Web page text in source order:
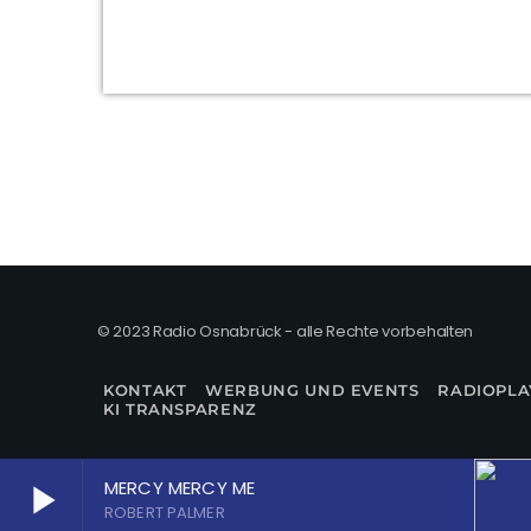
play_arrow MERCY MERCY ME
ROBERT PALMER
© 2023 Radio Osnabrück - alle Rechte vorbehalten
KONTAKT WERBUNG UND EVENTS
KI TRANSPARENZ